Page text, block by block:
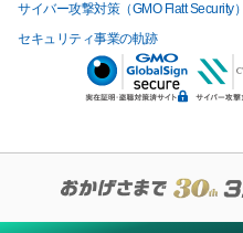
サイバー攻撃対策（GMO Flatt Security）
セキュリティ事業の軌跡